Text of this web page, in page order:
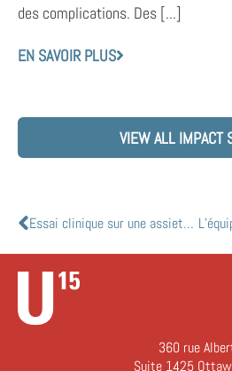
des complications. Des [...]
EN SAVOIR PLUS
VIEW ALL IMPACT
Essai clinique sur une assiette : des chercheurs vont créer un nouveau modèle pulmonaire de « respiration » pour étudier des maladies comme la COVID-19
360 rue
Suite 1425